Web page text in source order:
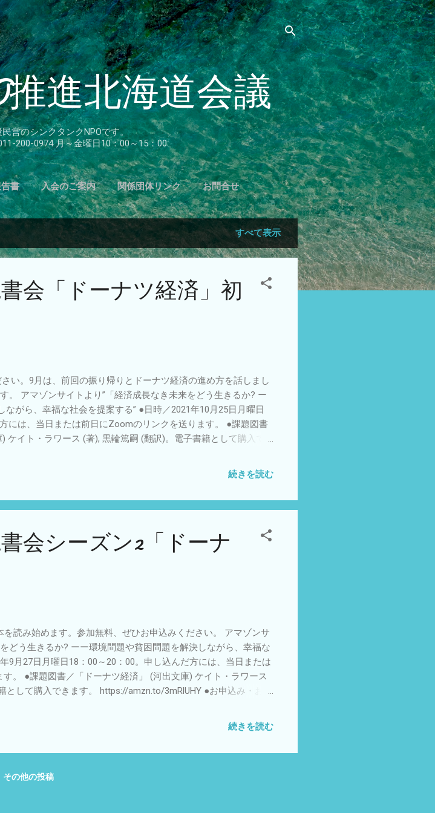
メイン コンテンツに移動
推進北海道会議
営のシンクタンクNPOです。
200-0974 月～金曜日10：00～15：00
書 入会のご案内 関係団体リンク お問合せ
すべて表示
会「ドーナツ経済」初
い。9月は、前回の振り帰りとドーナツ経済の進め方を話しまし
。 アマゾンサイトより”「経済成長なき未来をどう生きるか? ー
ながら、幸福な社会を提案する” ●日時／2021年10月25日月曜日
には、当日または前日にZoomのリンクを送ります。 ●課題図書
ケイト・ラワース (著), 黒輪篤嗣 (翻訳)。電子書籍として購入で
続きを読む
会シーズン2「ドーナ
読み始めます。参加無料、ぜひお申込みください。 アマゾンサ
どう生きるか? ーー環境問題や貧困問題を解決しながら、幸福な
9月27日月曜日18：00～20：00。申し込んだ方には、当日または
。 ●課題図書／「ドーナツ経済」 (河出文庫) ケイト・ラワース
として購入できます。 https://amzn.to/3mRlUHY ●お申込み・お問
続きを読む
その他の投稿